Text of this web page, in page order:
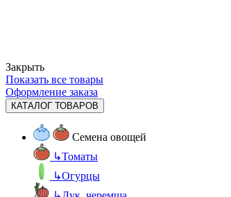
Закрыть
Показать все товары
Оформление заказа
КАТАЛОГ ТОВАРОВ
Семена овощей
↳Томаты
↳Огурцы